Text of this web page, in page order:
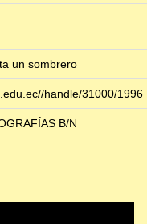
un sombrero
handle/31000/1996
B/N